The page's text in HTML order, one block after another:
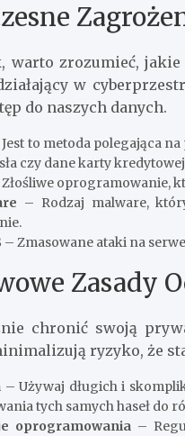
warto zrozumieć,
w
do naszych danych.
to metoda polegająca
czy dane karty
oprogramowanie,
– Rodzaj malware,
– Zmasowane ataki na
Zasady
chronić swoją
ryzyko, że
– Używaj długich i
tych samych haseł do
oprogramowania –